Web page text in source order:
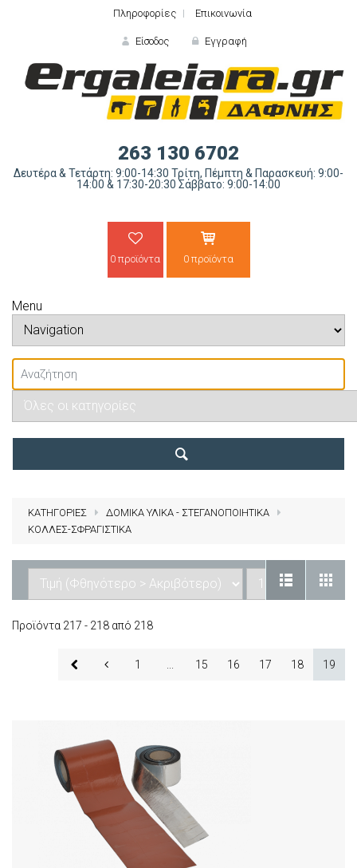
Πληροφορίες Επικοινωνία
Είσοδος
ΕΙΣΟΔΟΣ
Εγγραφή
263 130 6702
Δευτέρα & Τετάρτη: 9:00-14:30 Τρίτη, Πέμπτη & Παρασκευή: 9:00-
14:00 & 17:30-20:30 Σάββατο: 9:00-14:00
0 προϊόντα 0 προϊόντα
Menu
ΚΑΤΗΓΟΡΙΕΣ
ΔΟΜΙΚΑ ΥΛΙΚΑ - ΣΤΕΓΑΝΟΠΟΙΗΤΙΚΑ
ΚΟΛΛΕΣ-ΣΦΡΑΓΙΣΤΙΚΑ
Προϊόντα 217 - 218 από 218
1 15 16 17 18 19